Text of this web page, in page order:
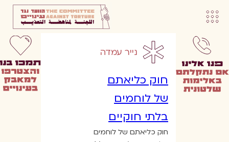
נייר עמדה
חוק כליאתם
של לוחמים
בלתי חוקיים
חוק כליאתם של לוחמים